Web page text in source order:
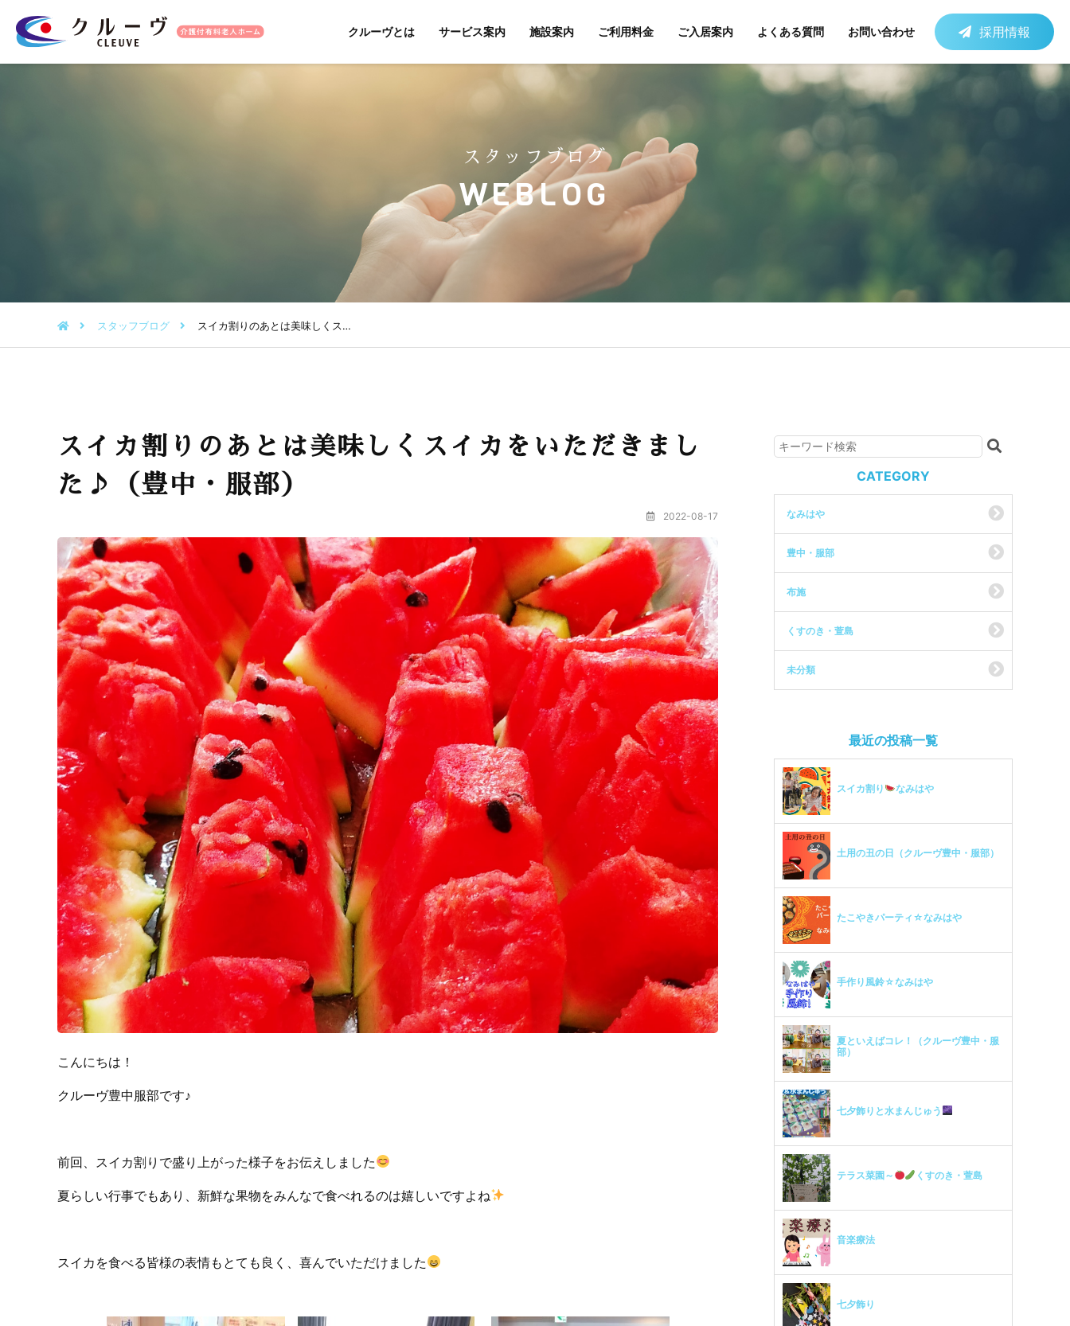
クルーヴとは サービス案内 施設案内 ご利用料金 ご入居案内 よくある質問 お問い合わせ 採用情報
スタッフブログ
WEBLOG
スタッフブログ スイカ割りのあとは美味しくス…
スイカ割りのあとは美味しくスイカをいただきまし
た♪（豊中・服部）
2022-08-17
こんにちは！
クルーヴ豊中服部です♪
前回、スイカ割りで盛り上がった様子をお伝えしました
夏らしい行事でもあり、新鮮な果物をみんなで食べれるのは嬉しいですよね
スイカを食べる皆様の表情もとても良く、喜んでいただけました
CATEGORY
なみはや
豊中・服部
布施
くすのき・萱島
未分類
最近の投稿一覧
スイカ割り なみはや
土用の丑の日（クルーヴ豊中・服部）
たこやきパーティ☆なみはや
手作り風鈴☆なみはや
夏といえばコレ！（クルーヴ豊中・服
部）
七夕飾りと水まんじゅう
テラス菜園～ くすのき・萱島
音楽療法
七夕飾り